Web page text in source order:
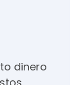
dinero